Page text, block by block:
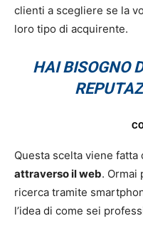
clienti a scegliere se la
loro tipo di acquirente.
HAI BISOGNO
Questa scelta viene fatta
attraverso il web. Ormai
ricerca tramite
l’idea di come sei